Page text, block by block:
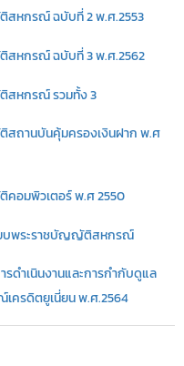
หกรณ์ ฉบับที่ 2 พ.ศ.2553
หกรณ์ ฉบับที่ 3 พ.ศ.2562
หกรณ์ รวมทั้ง 3
ถานบันคุ้มครองเงินฝาก พ.ศ
อมพิวเตอร์ พ.ศ 2550
บพระราชบัญญัติสหกรณ์
รดำเนินงานและการกำกับดูแล
ครดิตยูเนี่ยน พ.ศ.2564